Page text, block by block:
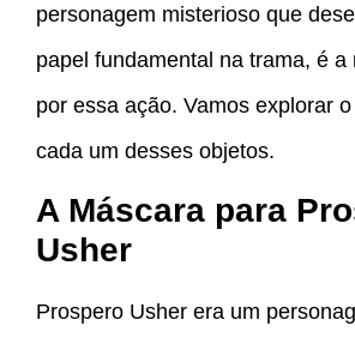
personagem misterioso que
papel fundamental na trama, é a
por essa ação. Vamos explorar
cada um desses objetos.
A Máscara para
Usher
Prospero Usher era um